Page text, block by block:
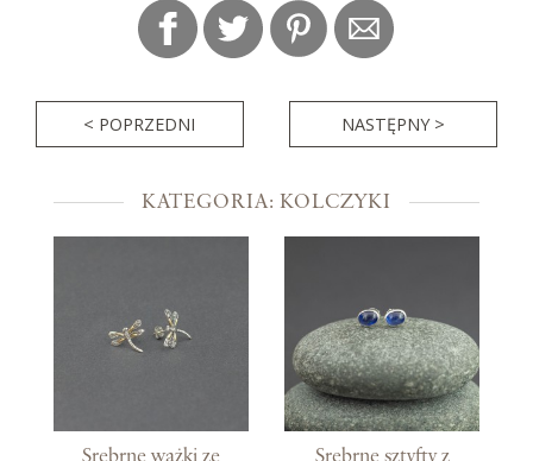
< POPRZEDNI NASTĘPNY >
KATEGORIA: KOLCZYKI
Srebrne ważki ze
Srebrne sztyfty z